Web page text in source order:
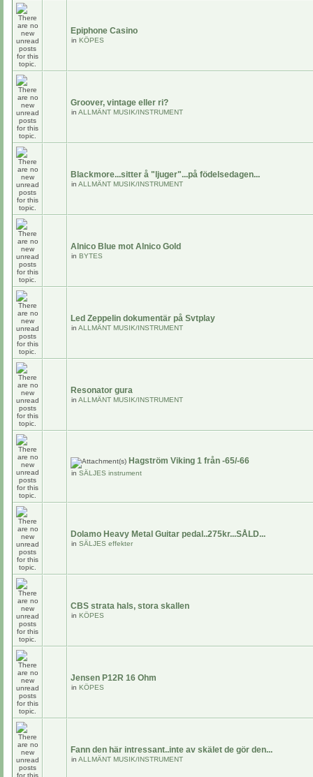
Epiphone Casino
in KÖPES
Groover, vintage eller ri?
in ALLMÄNT MUSIK/INSTRUMENT
Blackmore...sitter å "ljuger"...på födelsedagen...
in ALLMÄNT MUSIK/INSTRUMENT
Alnico Blue mot Alnico Gold
in BYTES
Led Zeppelin dokumentär på Svtplay
in ALLMÄNT MUSIK/INSTRUMENT
Resonator gura
in ALLMÄNT MUSIK/INSTRUMENT
Hagström Viking 1 från -65/-66
in SÄLJES instrument
Dolamo Heavy Metal Guitar pedal..275kr...SÅLD...
in SÄLJES effekter
CBS strata hals, stora skallen
in KÖPES
Jensen P12R 16 Ohm
in KÖPES
Fann den här intressant..inte av skälet de gör den...
in ALLMÄNT MUSIK/INSTRUMENT